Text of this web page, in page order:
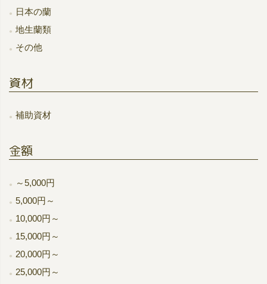
日本の蘭
地生蘭類
その他
資材
補助資材
金額
～5,000円
5,000円～
10,000円～
15,000円～
20,000円～
25,000円～